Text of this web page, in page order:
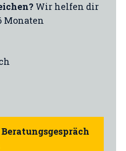
Wir helfen dir
Monaten